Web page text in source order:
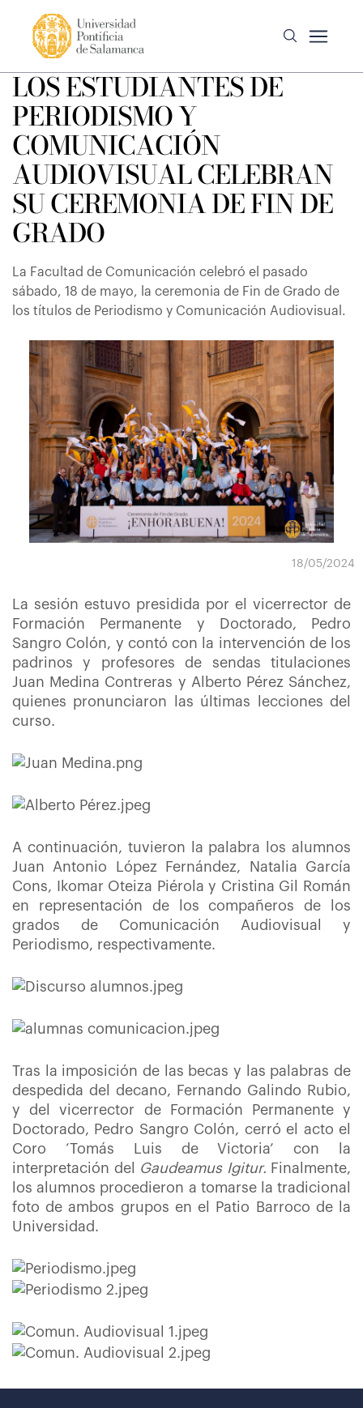
LOS ESTUDIANTES DE
PERIODISMO Y
COMUNICACIÓN
AUDIOVISUAL CELEBRAN
SU CEREMONIA DE FIN DE
GRADO
La Facultad de Comunicación celebró el pasado
sábado, 18 de mayo, la ceremonia de Fin de Grado de
los títulos de Periodismo y Comunicación Audiovisual.
18/05/2024
La sesión estuvo presidida por el vicerrector de
Formación Permanente y Doctorado, Pedro
Sangro Colón, y contó con la intervención de los
padrinos y profesores de sendas titulaciones
Juan Medina Contreras y Alberto Pérez Sánchez,
quienes pronunciaron las últimas lecciones del
curso.
A continuación, tuvieron la palabra los alumnos
Juan Antonio López Fernández, Natalia García
Cons, Ikomar Oteiza Piérola y Cristina Gil Román
en representación de los compañeros de los
grados de Comunicación Audiovisual y
Periodismo, respectivamente.
Tras la imposición de las becas y las palabras de
despedida del decano, Fernando Galindo Rubio,
y del vicerrector de Formación Permanente y
Doctorado, Pedro Sangro Colón, cerró el acto el
Coro ‘Tomás Luis de Victoria’ con la
interpretación del
Gaudeamus Igitur. Finalmente,
los alumnos procedieron a tomarse la tradicional
foto de ambos grupos en el Patio Barroco de la
Universidad.